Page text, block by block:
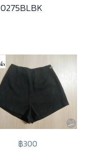
0275BLBK
฿300